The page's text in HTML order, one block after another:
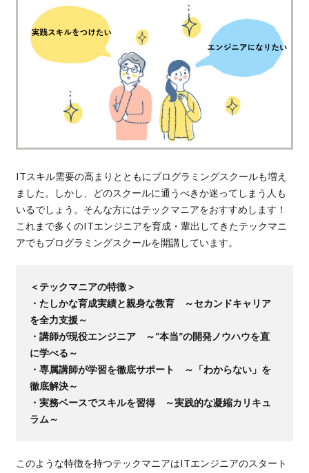
ITスキル需要の高まりとともにプログラミングスクールも増え
ました。しかし、どのスクールに通うべきか迷ってしまう人も
いるでしょう。そんな方にはテックマニアをおすすめします！
これまで多くのITエンジニアを育成・輩出してきたテックマニ
アでもプログラミングスクールを開講しています。
＜テックマニアの特徴＞
・たしかな育成実績と親身な教育 ～セカンドキャリア
を全力支援～
・講師が現役エンジニア ～“本当”の開発ノウハウを直
に学べる～
・専属講師が学習を徹底サポート ～「わからない」を
徹底解決～
・実務ベースでスキルを習得 ～実践的な凝縮カリキュ
ラム～
このような特徴を持つテックマニアはITエンジニアのスタート